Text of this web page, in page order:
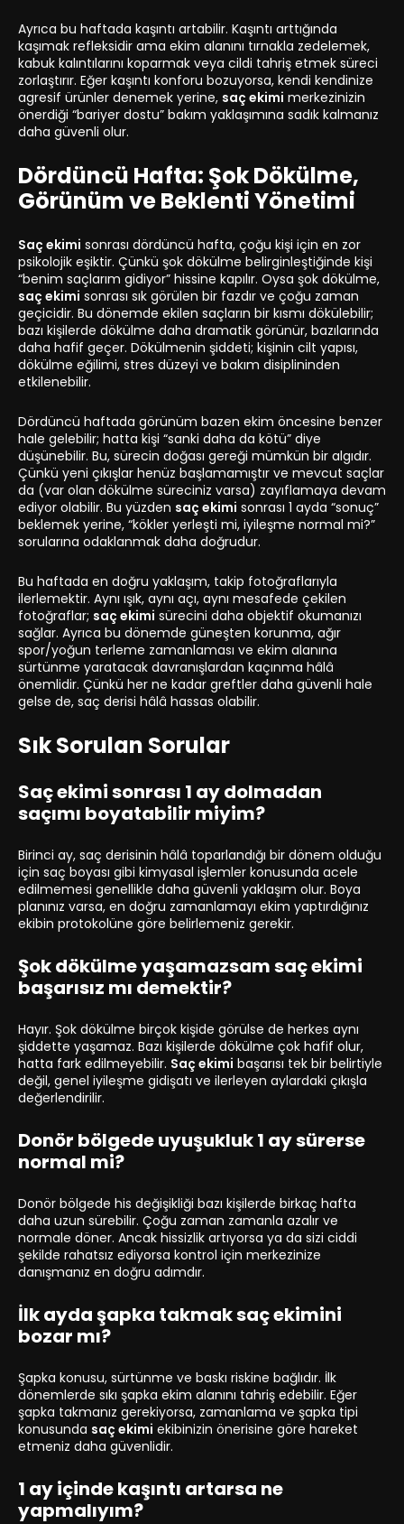
Ayrıca bu haftada kaşıntı artabilir. Kaşıntı arttığında
kaşımak refleksidir ama ekim alanını tırnakla zedelemek,
kabuk kalıntılarını koparmak veya cildi tahriş etmek süreci
zorlaştırır. Eğer kaşıntı konforu bozuyorsa, kendi kendinize
agresif ürünler denemek yerine, saç ekimi merkezinizin
önerdiği “bariyer dostu” bakım yaklaşımına sadık kalmanız
daha güvenli olur.
Dördüncü Hafta: Şok Dökülme,
Görünüm ve Beklenti Yönetimi
Saç ekimi sonrası dördüncü hafta, çoğu kişi için en zor
psikolojik eşiktir. Çünkü şok dökülme belirginleştiğinde kişi
“benim saçlarım gidiyor” hissine kapılır. Oysa şok dökülme,
saç ekimi sonrası sık görülen bir fazdır ve çoğu zaman
geçicidir. Bu dönemde ekilen saçların bir kısmı dökülebilir;
bazı kişilerde dökülme daha dramatik görünür, bazılarında
daha hafif geçer. Dökülmenin şiddeti; kişinin cilt yapısı,
dökülme eğilimi, stres düzeyi ve bakım disiplininden
etkilenebilir.
Dördüncü haftada görünüm bazen ekim öncesine benzer
hale gelebilir; hatta kişi “sanki daha da kötü” diye
düşünebilir. Bu, sürecin doğası gereği mümkün bir algıdır.
Çünkü yeni çıkışlar henüz başlamamıştır ve mevcut saçlar
da (var olan dökülme süreciniz varsa) zayıflamaya devam
ediyor olabilir. Bu yüzden saç ekimi sonrası 1 ayda “sonuç”
beklemek yerine, “kökler yerleşti mi, iyileşme normal mi?”
sorularına odaklanmak daha doğrudur.
Bu haftada en doğru yaklaşım, takip fotoğraflarıyla
ilerlemektir. Aynı ışık, aynı açı, aynı mesafede çekilen
fotoğraflar; saç ekimi sürecini daha objektif okumanızı
sağlar. Ayrıca bu dönemde güneşten korunma, ağır
spor/yoğun terleme zamanlaması ve ekim alanına
sürtünme yaratacak davranışlardan kaçınma hâlâ
önemlidir. Çünkü her ne kadar greftler daha güvenli hale
gelse de, saç derisi hâlâ hassas olabilir.
Sık Sorulan Sorular
Saç ekimi sonrası 1 ay dolmadan
saçımı boyatabilir miyim?
Birinci ay, saç derisinin hâlâ toparlandığı bir dönem olduğu
için saç boyası gibi kimyasal işlemler konusunda acele
edilmemesi genellikle daha güvenli yaklaşım olur. Boya
planınız varsa, en doğru zamanlamayı ekim yaptırdığınız
ekibin protokolüne göre belirlemeniz gerekir.
Şok dökülme yaşamazsam saç ekimi
başarısız mı demektir?
Hayır. Şok dökülme birçok kişide görülse de herkes aynı
şiddette yaşamaz. Bazı kişilerde dökülme çok hafif olur,
hatta fark edilmeyebilir. Saç ekimi başarısı tek bir belirtiyle
değil, genel iyileşme gidişatı ve ilerleyen aylardaki çıkışla
değerlendirilir.
Donör bölgede uyuşukluk 1 ay sürerse
normal mi?
Donör bölgede his değişikliği bazı kişilerde birkaç hafta
daha uzun sürebilir. Çoğu zaman zamanla azalır ve
normale döner. Ancak hissizlik artıyorsa ya da sizi ciddi
şekilde rahatsız ediyorsa kontrol için merkezinize
danışmanız en doğru adımdır.
İlk ayda şapka takmak saç ekimini
bozar mı?
Şapka konusu, sürtünme ve baskı riskine bağlıdır. İlk
dönemlerde sıkı şapka ekim alanını tahriş edebilir. Eğer
şapka takmanız gerekiyorsa, zamanlama ve şapka tipi
konusunda saç ekimi ekibinizin önerisine göre hareket
etmeniz daha güvenlidir.
1 ay içinde kaşıntı artarsa ne
yapmalıyım?